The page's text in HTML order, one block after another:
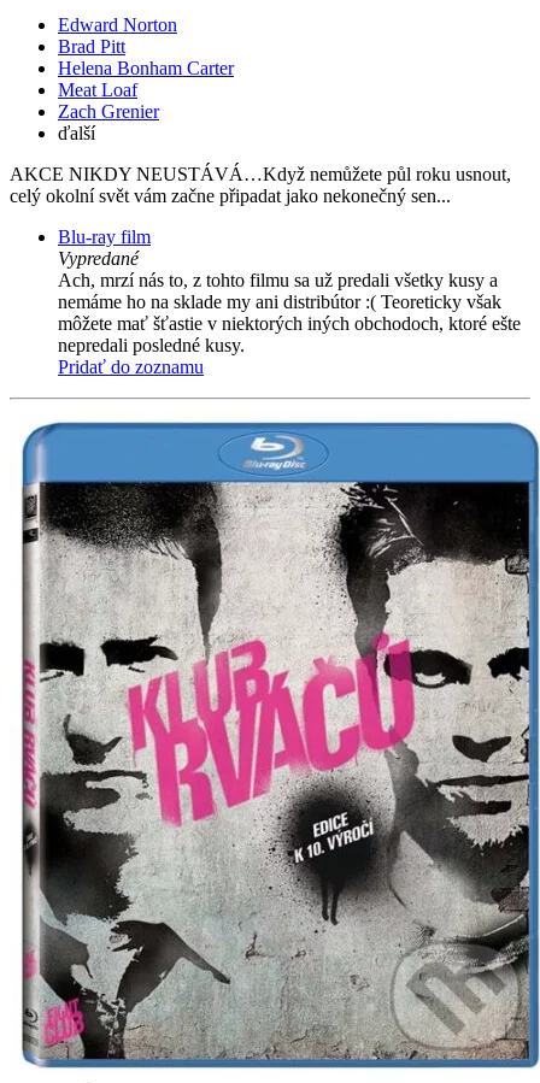
Edward Norton
Brad Pitt
Helena Bonham Carter
Meat Loaf
Zach Grenier
ďalší
AKCE NIKDY NEUSTÁVÁ…Když nemůžete půl roku usnout,
celý okolní svět vám začne připadat jako nekonečný sen...
Blu-ray film
Vypredané
Ach, mrzí nás to, z tohto filmu sa už predali všetky kusy a
nemáme ho na sklade my ani distribútor :( Teoreticky však
môžete mať šťastie v niektorých iných obchodoch, ktoré ešte
nepredali posledné kusy.
Pridať do zoznamu